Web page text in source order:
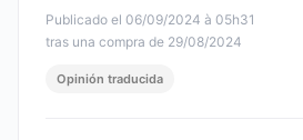
Publicado el 06/09/2024 à 05h31
tras una compra de 29/08/2024
Opinión traducida